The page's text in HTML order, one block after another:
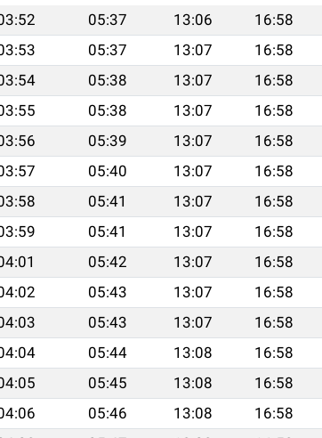
05:37 13:06 16:58
05:37 13:07 16:58
05:38 13:07 16:58
05:38 13:07 16:58
05:39 13:07 16:58
05:40 13:07 16:58
05:41 13:07 16:58
05:41 13:07 16:58
05:42 13:07 16:58
05:43 13:07 16:58
05:43 13:07 16:58
05:44 13:08 16:58
05:45 13:08 16:58
05:46 13:08 16:58